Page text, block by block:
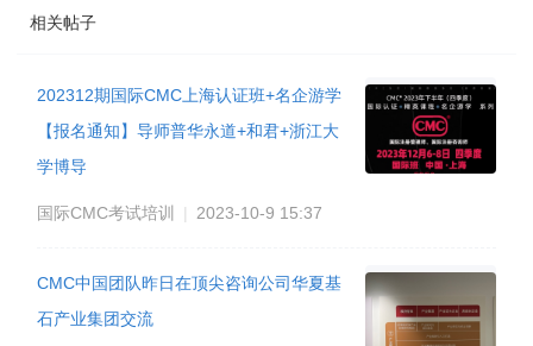
相关帖子
202312期国际CMC上海认证班+名企游学
【报名通知】导师普华永道+和君+浙江大
学博导
国际CMC考试培训 | 2023-10-9 15:37
CMC中国团队昨日在顶尖咨询公司华夏基
石产业集团交流